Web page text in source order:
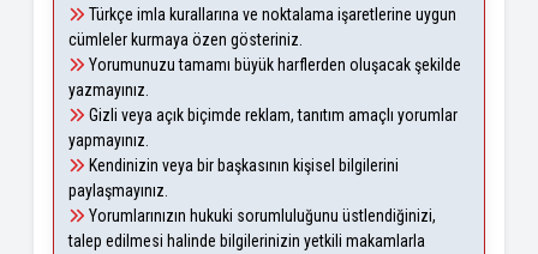
Türkçe imla kurallarına ve noktalama işaretlerine uygun
cümleler kurmaya özen gösteriniz.
Yorumunuzu tamamı büyük harflerden oluşacak şekilde
yazmayınız.
Gizli veya açık biçimde reklam, tanıtım amaçlı yorumlar
yapmayınız.
Kendinizin veya bir başkasının kişisel bilgilerini
paylaşmayınız.
Yorumlarınızın hukuki sorumluluğunu üstlendiğinizi,
talep edilmesi halinde bilgilerinizin yetkili makamlarla